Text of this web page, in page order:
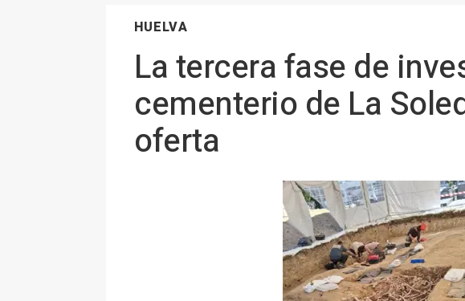
HUELVA
La tercera fase de
cementerio de La
oferta